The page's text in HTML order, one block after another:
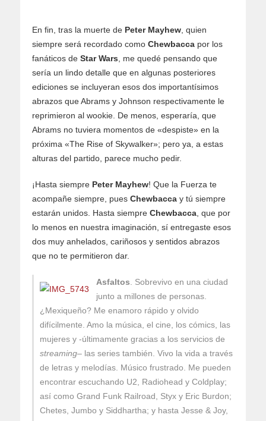
En fin, tras la muerte de Peter Mayhew, quien
siempre será recordado como Chewbacca por los
fanáticos de Star Wars, me quedé pensando que
sería un lindo detalle que en algunas posteriores
ediciones se incluyeran esos dos importantísimos
abrazos que Abrams y Johnson respectivamente le
reprimieron al wookie. De menos, esperaría, que
Abrams no tuviera momentos de «despiste» en la
próxima «The Rise of Skywalker»; pero ya, a estas
alturas del partido, parece mucho pedir.
¡Hasta siempre Peter Mayhew! Que la Fuerza te
acompañe siempre, pues Chewbacca y tú siempre
estarán unidos. Hasta siempre Chewbacca, que por
lo menos en nuestra imaginación, sí entregaste esos
dos muy anhelados, cariñosos y sentidos abrazos
que no te permitieron dar.
Asfaltos. Sobrevivo en una ciudad
junto a millones de personas.
¿Mexiqueño? Me enamoro rápido y olvido
difícilmente. Amo la música, el cine, los cómics, las
mujeres y -últimamente gracias a los servicios de
streaming– las series también. Vivo la vida a través
de letras y melodías. Músico frustrado. Me pueden
encontrar escuchando U2, Radiohead y Coldplay;
así como Grand Funk Railroad, Styx y Eric Burdon;
Chetes, Jumbo y Siddhartha; y hasta Jesse & Joy,